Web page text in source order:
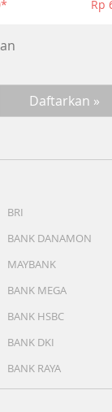
Jam, menit, detik,
Rp
BRI
BANK DANAMON
MAYBANK
BANK MEGA
BANK HSBC
BANK DKI
BANK RAYA